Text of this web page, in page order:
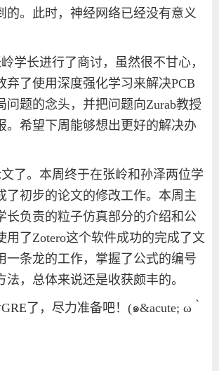
的。此时，神经网络已经没有意义
学长进行了商讨，虽然很不甘心，
弃了使用深度强化学习来解决PCB
问题的念头，并把问题向Zurab教授
。希望下周能够想出更好的解决办
了。本周终于在张岭和孙泽两位学
了初步的论文的修改工作。本周主
长负责的粒子仿真部分的介绍和公
用了Zotero这个软件成功的完成了文
一条龙的工作，掌握了公式的编号
法，总体来说还是收获颇丰的。
GRE了，尽力准备吧！ (๑&acute; ω